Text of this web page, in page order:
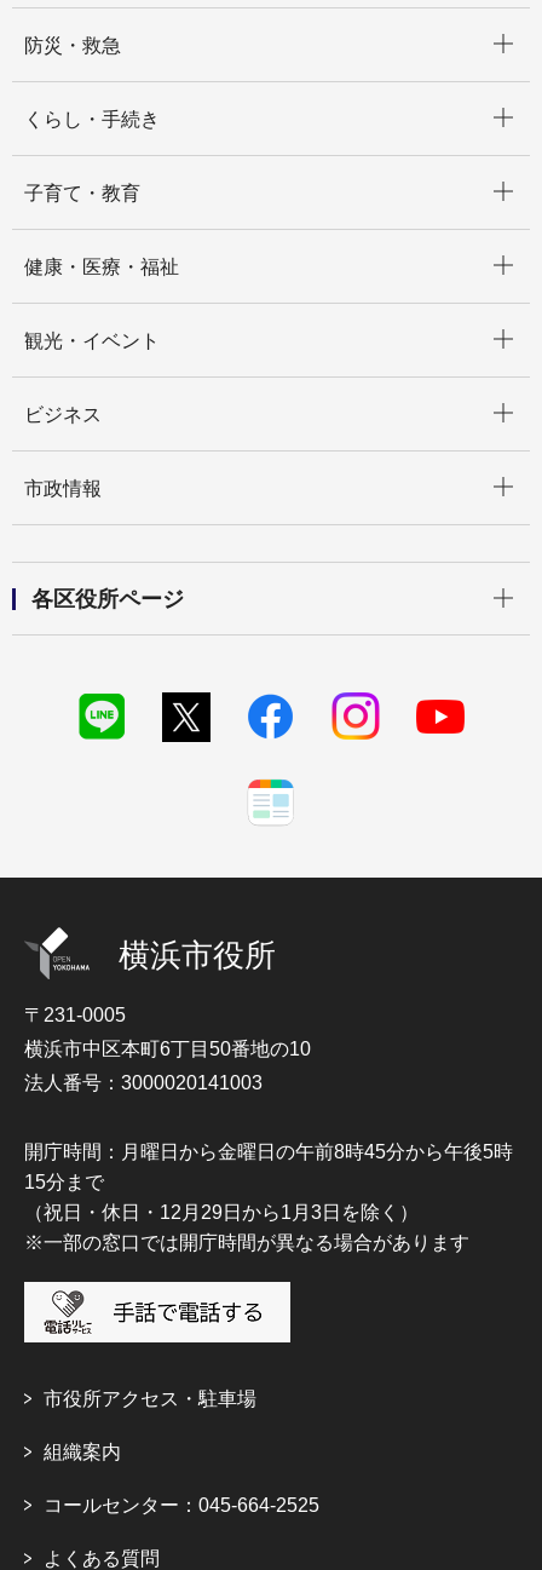
防災・救急
くらし・手続き
子育て・教育
健康・医療・福祉
観光・イベント
ビジネス
市政情報
各区役所ページ
横浜市役所
〒231-0005
横浜市中区本町6丁目50番地の10
法人番号：3000020141003
開庁時間：月曜日から金曜日の午前8時45分から午後5時
15分まで
（祝日・休日・12月29日から1月3日を除く）
※一部の窓口では開庁時間が異なる場合があります
市役所アクセス・駐車場
組織案内
コールセンター：045-664-2525
よくある質問